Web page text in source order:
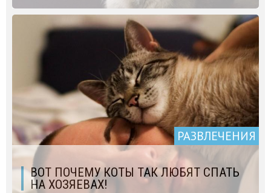
РАЗВЛЕЧЕНИЯ
ВОТ ПОЧЕМУ КОТЫ ТАК ЛЮБЯТ СПАТЬ
НА ХОЗЯЕВАХ!